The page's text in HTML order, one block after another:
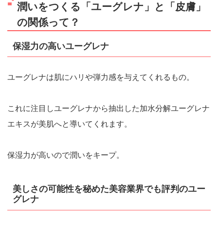
潤いをつくる「ユーグレナ」と「皮膚」
の関係って？
保湿力の高いユーグレナ
ユーグレナは肌にハリや弾力感を与えてくれるもの。
これに注目しユーグレナから抽出した加水分解ユーグレナ
エキスが美肌へと導いてくれます。
保湿力が高いので潤いをキープ。
美しさの可能性を秘めた美容業界でも評判のユー
グレナ